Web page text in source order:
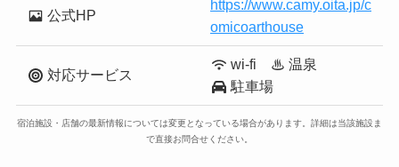
公式HP
https://www.camy.oita.jp/c
omicoarthouse
対応サービス
wi-fi ♨ 温泉
駐車場
宿泊施設・店舗の最新情報については変更となっている場合があります。詳細は当該施設ま
で直接お問合せください。